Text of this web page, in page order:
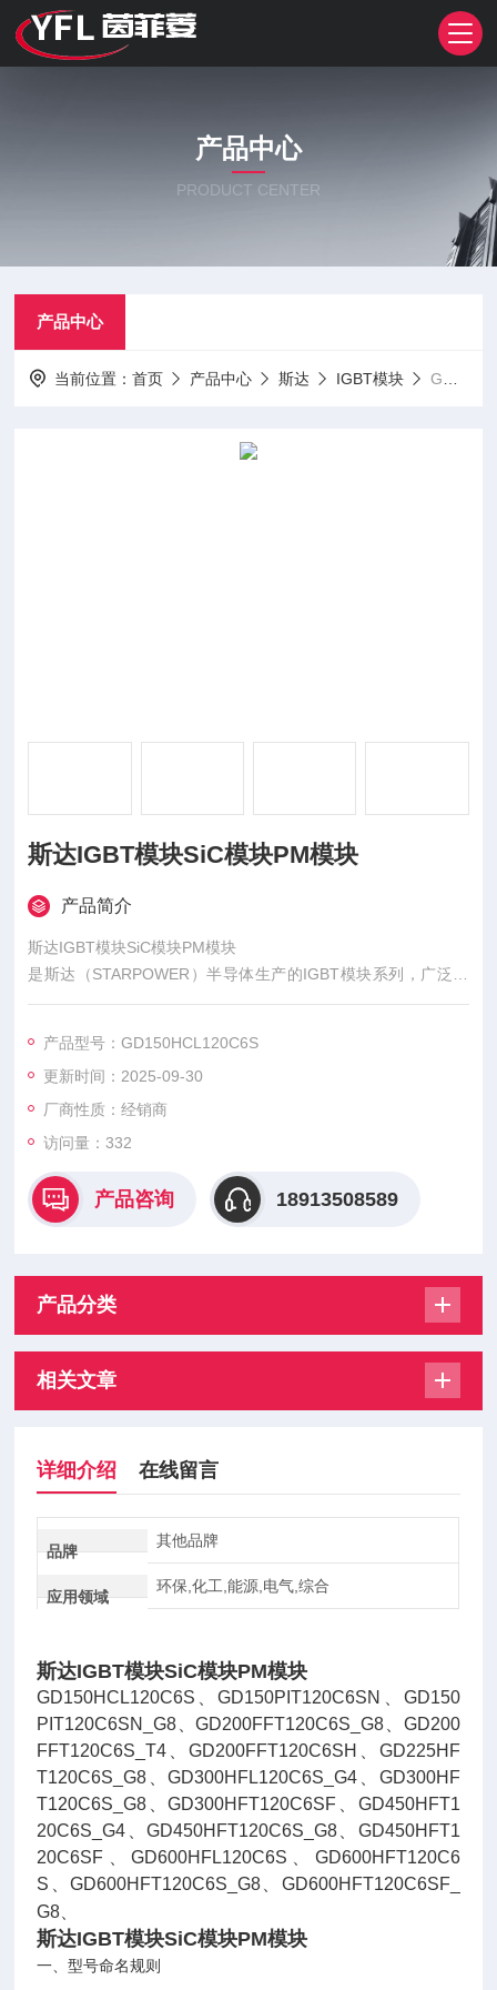
产品中心
PRODUCT CENTER
产品中心
当前位置：首页 产品中心 斯达 IGBT模块 GD150HCL120C6S斯达IGBT模块SiC模块PM模块
斯达IGBT模块SiC模块PM模块
产品简介
斯达IGBT模块SiC模块PM模块
是斯达（STARPOWER）半导体生产的IGBT模块系列，广泛应
用于电力电子领域，具有高电压、大电流、高可靠性等特点‌。
SN_G8、GD200FFT120C6S_G8、GD200FFT120C6S_T4、G
D200FFT120C6SH、GD225HFT120C6S_G8、
产品型号：GD150HCL120C6S
更新时间：2025-09-30
厂商性质：经销商
访问量：332
产品咨询 18913508589
产品分类
相关文章
详细介绍 在线留言
品牌
其他品牌
应用领域
环保,化工,能源,电气,综合
斯达IGBT模块SiC模块PM模块
GD150HCL120C6S、GD150PIT120C6SN、GD150
PIT120C6SN_G8、GD200FFT120C6S_G8、GD200
FFT120C6S_T4、GD200FFT120C6SH、GD225HF
T120C6S_G8、GD300HFL120C6S_G4、GD300HF
T120C6S_G8、GD300HFT120C6SF、GD450HFT1
20C6S_G4、GD450HFT120C6S_G8、GD450HFT1
20C6SF、GD600HFL120C6S、GD600HFT120C6
S、GD600HFT120C6S_G8、GD600HFT120C6SF_
G8、
斯达IGBT模块SiC模块PM模块
一、型号命名规则